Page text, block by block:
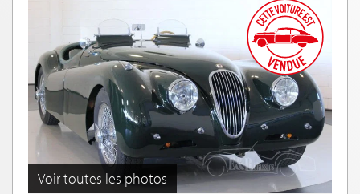
Voir toutes les photos